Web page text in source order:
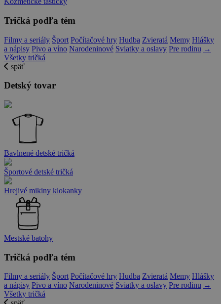
Tričká podľa tém
Filmy a seriály Šport Počítačové hry Hudba Zvieratá Memy Hlášky
a nápisy Pivo a víno Narodeninové Sviatky a oslavy Pre rodinu →
Všetky tričká
späť
Detský tovar
Bavlnené detské tričká
Športové detské tričká
Hrejivé mikiny klokanky
Mestské batohy
Tričká podľa tém
Filmy a seriály Šport Počítačové hry Hudba Zvieratá Memy Hlášky
a nápisy Pivo a víno Narodeninové Sviatky a oslavy Pre rodinu →
Všetky tričká